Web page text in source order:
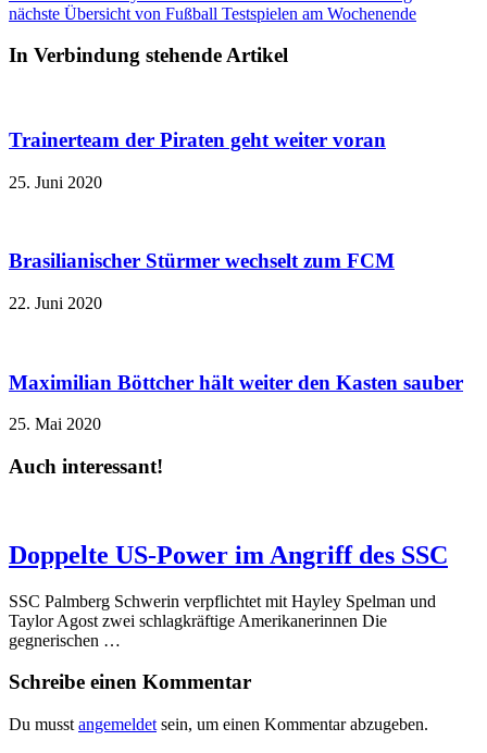
nächste Übersicht von Fußball Testspielen am Wochenende
In Verbindung stehende Artikel
Trainerteam der Piraten geht weiter voran
25. Juni 2020
Brasilianischer Stürmer wechselt zum FCM
22. Juni 2020
Maximilian Böttcher hält weiter den Kasten sauber
25. Mai 2020
Auch interessant!
Doppelte US-Power im Angriff des SSC
SSC Palmberg Schwerin verpflichtet mit Hayley Spelman und
Taylor Agost zwei schlagkräftige Amerikanerinnen Die
gegnerischen …
Schreibe einen Kommentar
Du musst angemeldet sein, um einen Kommentar abzugeben.